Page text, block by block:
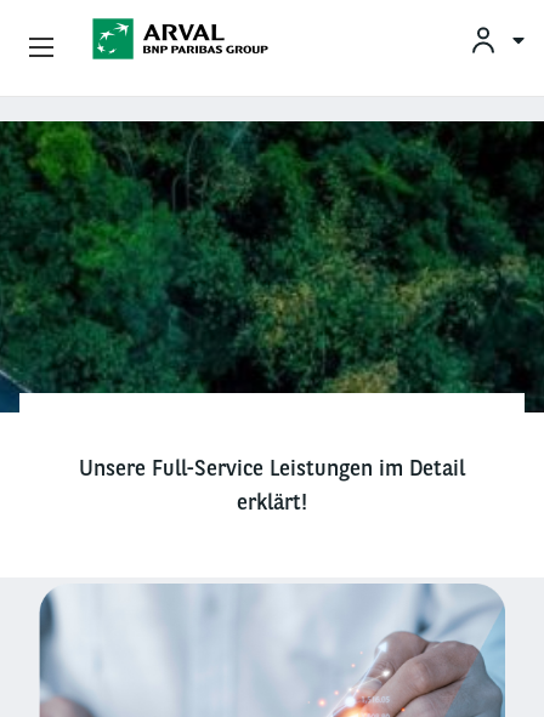
Direkt zum Inhalt
Unsere Full-Service Leistungen im Detail
erklärt!
Left
column
Unsere Angebote
Ihre Anforderungen
Mobilitätslösungen
Unsere Expertise
Kontakt